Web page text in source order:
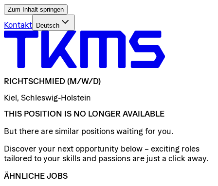
Zum Inhalt springen
Kontakt Deutsch
RICHTSCHMIED (M/W/D)
Kiel, Schleswig-Holstein
THIS POSITION IS NO LONGER AVAILABLE
But there are similar positions waiting for you.
Discover your next opportunity below – exciting roles
tailored to your skills and passions are just a click away.
ÄHNLICHE JOBS